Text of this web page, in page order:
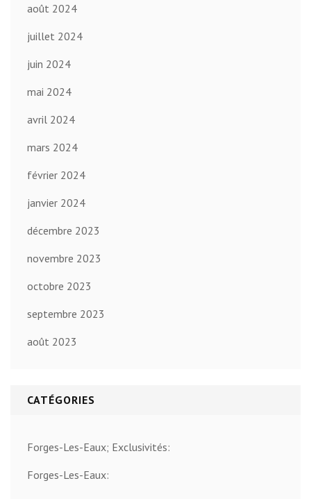
août 2024
juillet 2024
juin 2024
mai 2024
avril 2024
mars 2024
février 2024
janvier 2024
décembre 2023
novembre 2023
octobre 2023
septembre 2023
août 2023
CATÉGORIES
Forges-Les-Eaux; Exclusivités:
Forges-Les-Eaux: